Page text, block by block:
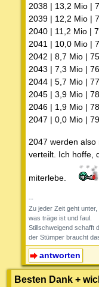
2038 | 13,2 Mio |
2039 | 12,2 Mio |
2040 | 11,2 Mio |
2041 | 10,0 Mio |
2042 | 8,7 Mio |
2043 | 7,3 Mio |
2044 | 5,7 Mio |
2045 | 3,9 Mio |
2046 | 1,9 Mio |
2047 | 0,0 Mio |
2047 werden
verteilt. Ich hoffe,
miterlebe.
--
Zu jeder Zeit geht unter,
was träge ist und faul.
Stillschweigend schafft
der Stümper braucht
antworten
Besten Dank +